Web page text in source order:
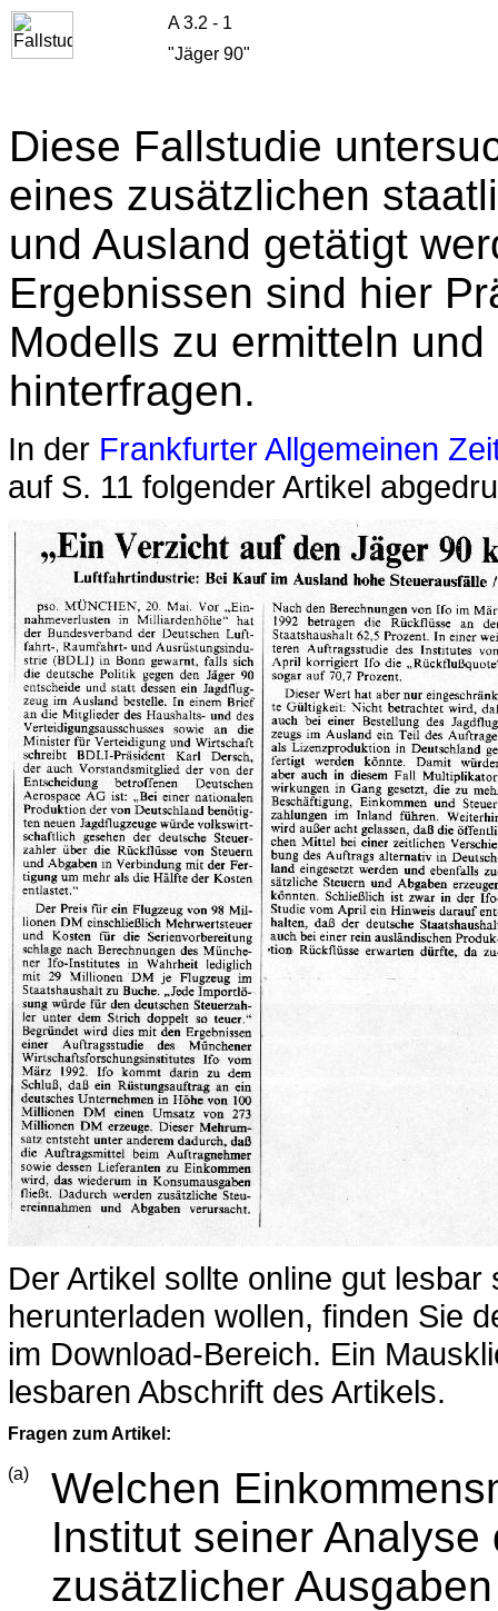
A 3.2 - 1
"Jäger 90"
Diese Fallstudie
eines zusätzlichen
und Ausland getätigt
Ergebnissen sind hier
Modells zu ermitteln
hinterfragen.
In der Frankfurter Allgemeinen
auf S. 11 folgender Artikel
Der Artikel sollte online gut
herunterladen wollen, finden Sie
im Download-Bereich. Ein
lesbaren Abschrift des Artikels.
Fragen zum Artikel:
(a)
Welchen
Institut seiner
zusätzlicher